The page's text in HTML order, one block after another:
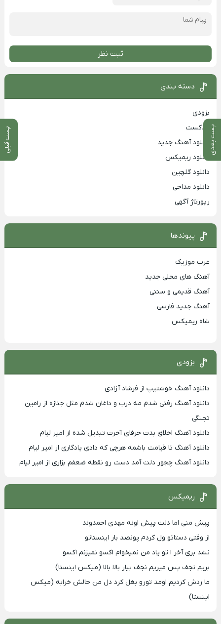
پست بعدی پست قبلی
ثبت نظر
دسته بندی
بزودی
پادکست
دانلود آهنگ جدید
دانلود ریمیکس
دانلود گلچین
دانلود مداحی
رپورتاژ آگهی
پیوندها
غرب موزیک
آهنگ های محلی جدید
آهنگ قدیمی و سنتی
آهنگ جدید فارسی
شاه ریمیکس
بزودی
دانلود آهنگ خوشتیپ از فرشاد آزادی
دانلود آهنگ رفتی شدم مه درب و داغان شدم مثل جنازه از رامین
تجنگی
دانلود آهنگ اخلاق بدت حرفای آخرت تبدیل شده از امیر لیام
دانلود آهنگ تا قیامت باشمه هرچی که دادی یادگاری از امیر لیام
دانلود آهنگ چجور دلت آمد دست رو نقطه ضعفم بزاری از امیر لیام
ریمیکس
پیش منی اما دلت پیش اونه مهدی احمدوند
از وقتی دستاتو ول کردم پونصد بار اینستاتو
نشد بری آخر ا تو یاد من نمیخوام اکسو نمیزنم اکسو
بریم نجف پس میریم نجف بیار بالا بالا (میکس اینستا)
ما ردش کردیم اومد تورو بغل کرد دل من حالش خرابه (میکس
اینستا)